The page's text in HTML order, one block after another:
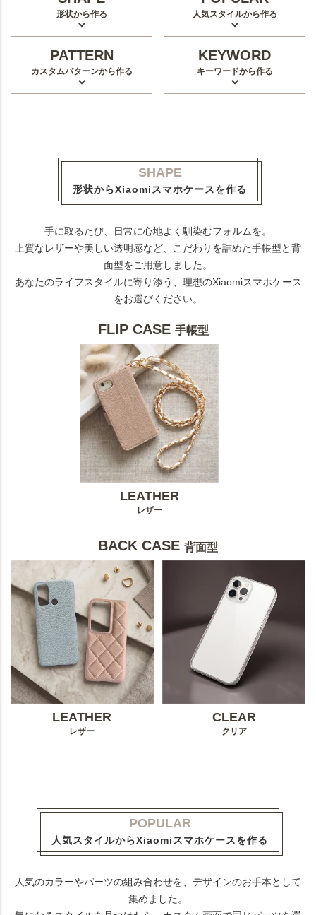
形状から作る 人気スタイルから作る
PATTERN
カスタムパターンから作る
KEYWORD
キーワードから作る
SHAPE
形状からXiaomiスマホケースを作る
手に取るたび、日常に心地よく馴染むフォルムを。
上質なレザーや美しい透明感など、こだわりを詰めた手帳型と背
面型をご用意しました。
あなたのライフスタイルに寄り添う、理想のXiaomiスマホケース
をお選びください。
FLIP CASE手帳型
LEATHER
レザー
BACK CASE 背面型
LEATHER
レザー
CLEAR
クリア
POPULAR
人気スタイルからXiaomiスマホケースを作る
人気のカラーやパーツの組み合わせを、デザインのお手本として
集めました。